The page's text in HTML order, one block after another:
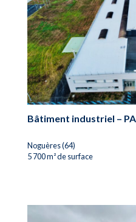
Bâtiment industriel –
Noguères (64)
5 700 m² de surface